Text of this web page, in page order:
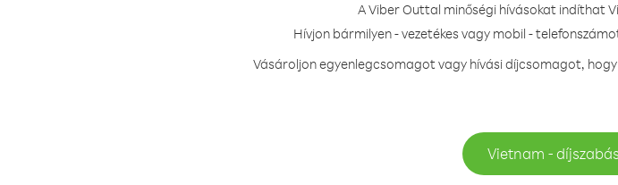
A Viber Outtal minőségi hívásokat indíthat
Hívjon bármilyen - vezetékes vagy mobil -
Vásároljon egyenlegcsomagot vagy hívási díjcsomagot,
Vietnam -